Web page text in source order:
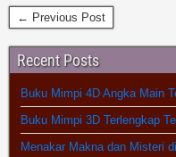
← Previous Post
Recent Posts
Buku Mimpi 4D Angka Main
Buku Mimpi 3D Terlengkap
Menakar Makna dan Misteri